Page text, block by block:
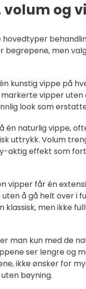
volum og
begrepene, men
kunstig vippe på
vipper
look som
naturlig vippe,
uttrykk. Volum
aktig effekt som
vipper får én
å gå helt over i
men ikke
man kun med de
ser lengre og
ikke ønsker for
bøyning.